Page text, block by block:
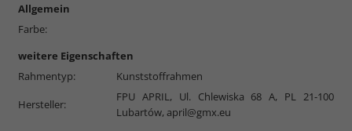
Allgemein
Farbe:
weitere Eigenschaften
Rahmentyp:
Kunststoffrahmen
Hersteller:
FPU APRIL, Ul. Chlewiska 68 A, PL 21-100
Lubartów,april@gmx.eu